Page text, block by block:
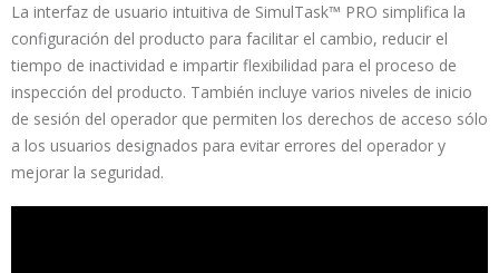
La interfaz de usuario intuitiva de SimulTask™ PRO simplifica la
configuración del producto para facilitar el cambio, reducir el
tiempo de inactividad e impartir flexibilidad para el proceso de
inspección del producto. También incluye varios niveles de inicio
de sesión del operador que permiten los derechos de acceso sólo
a los usuarios designados para evitar errores del operador y
mejorar la seguridad.